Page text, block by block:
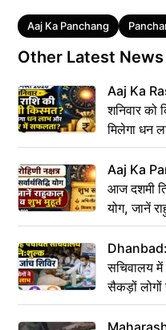
Tags
Aaj Ka Panchang
Other Latest News
Aaj Ka
शनिवार को
मिलेगा धन
Aaj Ka
आज दशमी
योग, जानें
Dhanbad:
सचिवालय में
सैकड़ों लोगों